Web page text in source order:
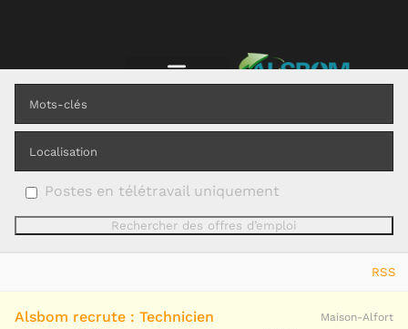
Postes en télétravail uniquement
RSS
Alsbom recrute : Technicien
Maison-Alfort